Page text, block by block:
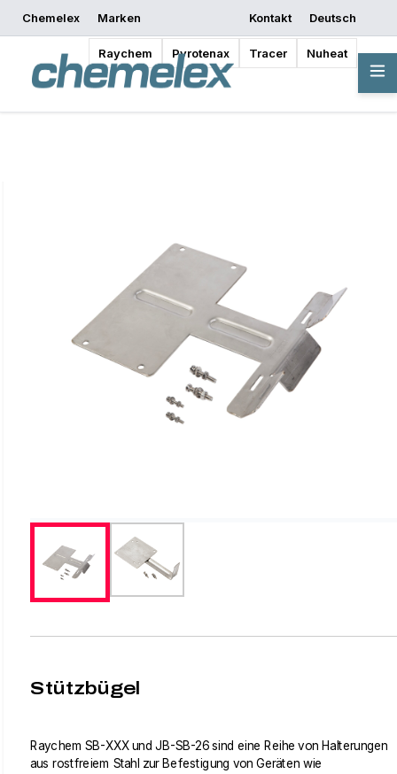
Chemelex Marken
Raychem Pyrotenax Tracer Nuheat
Kontakt
Deutsch
Angebot anfordern
Bezugsquellen
Mit dem Entwerfen
Übersicht
Stützbügel
Raychem SB-XXX und JB-SB-26 sind eine Reihe von Halterungen
aus rostfreiem Stahl zur Befestigung von Geräten wie